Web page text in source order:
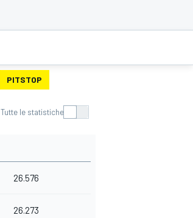
PITSTOP
Tutte le statistiche
26.576
26.273